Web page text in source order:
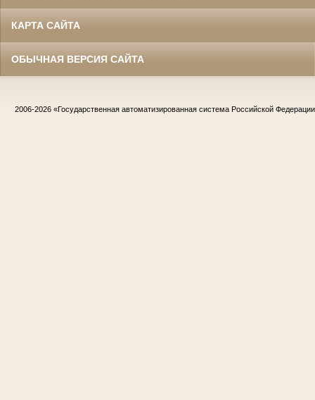
КАРТА САЙТА
ОБЫЧНАЯ ВЕРСИЯ САЙТА
2006-2026 «Государственная автоматизированная система Российской